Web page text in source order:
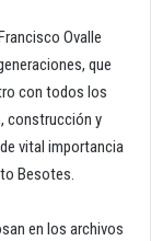
Ovalle
que
con todos los
construcción y
vital importancia
Besotes.
en los archivos